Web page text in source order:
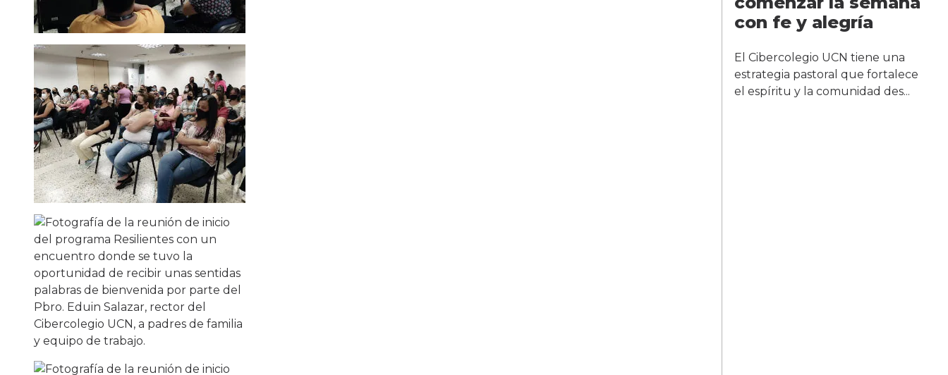
con fe y alegría
El Cibercolegio UCN tiene una
estrategia pastoral que fortalece
el espíritu y la comunidad des...